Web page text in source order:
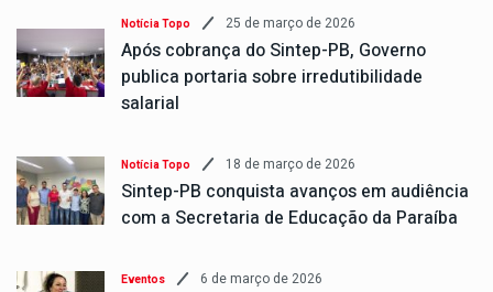
Notícia Topo 25 de março de 2026
Após cobrança do Sintep-PB, Governo
publica portaria sobre irredutibilidade
salarial
Notícia Topo 18 de março de 2026
Sintep-PB conquista avanços em audiência
com a Secretaria de Educação da Paraíba
Eventos 6 de março de 2026